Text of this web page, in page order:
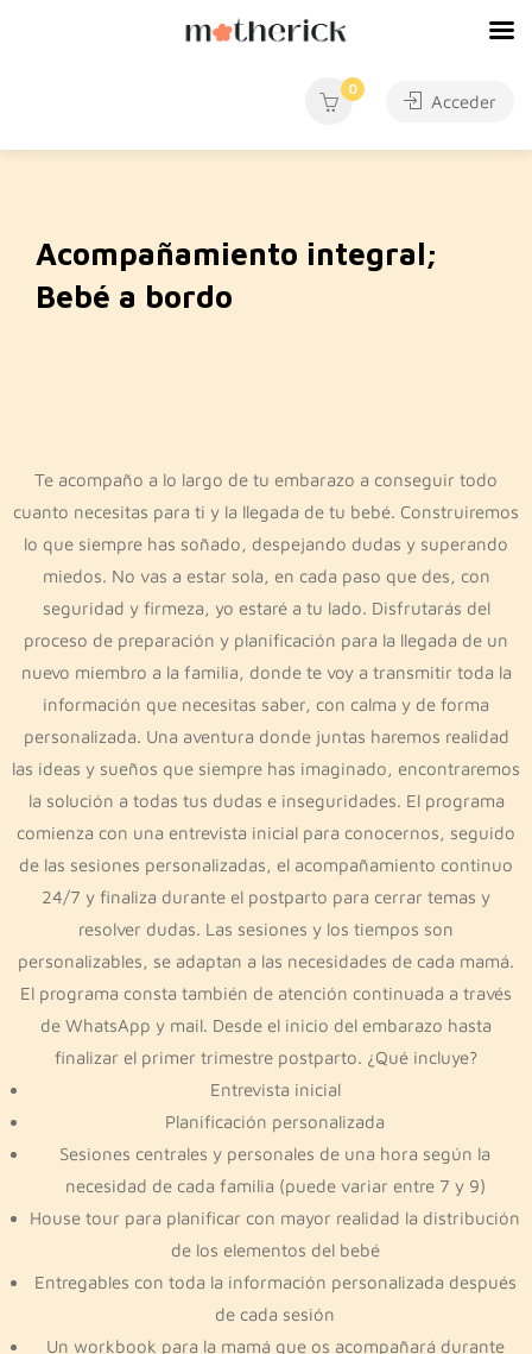
0
Acceder
Acompañamiento integral;
Bebé a bordo
Te acompaño a lo largo de tu embarazo a conseguir todo
cuanto necesitas para ti y la llegada de tu bebé. Construiremos
lo que siempre has soñado, despejando dudas y superando
miedos. No vas a estar sola, en cada paso que des, con
seguridad y firmeza, yo estaré a tu lado. Disfrutarás del
proceso de preparación y planificación para la llegada de un
nuevo miembro a la familia, donde te voy a transmitir toda la
información que necesitas saber, con calma y de forma
personalizada. Una aventura donde juntas haremos realidad
las ideas y sueños que siempre has imaginado, encontraremos
la solución a todas tus dudas e inseguridades. El programa
comienza con una entrevista inicial para conocernos, seguido
de las sesiones personalizadas, el acompañamiento continuo
24/7 y finaliza durante el postparto para cerrar temas y
resolver dudas. Las sesiones y los tiempos son
personalizables, se adaptan a las necesidades de cada mamá.
El programa consta también de atención continuada a través
de WhatsApp y mail. Desde el inicio del embarazo hasta
finalizar el primer trimestre postparto. ¿Qué incluye?
Entrevista inicial
Planificación personalizada
Sesiones centrales y personales de una hora según la
necesidad de cada familia (puede variar entre 7 y 9)
House tour para planificar con mayor realidad la distribución
de los elementos del bebé
Entregables con toda la información personalizada después
de cada sesión
Un workbook para la mamá que os acompañará durante